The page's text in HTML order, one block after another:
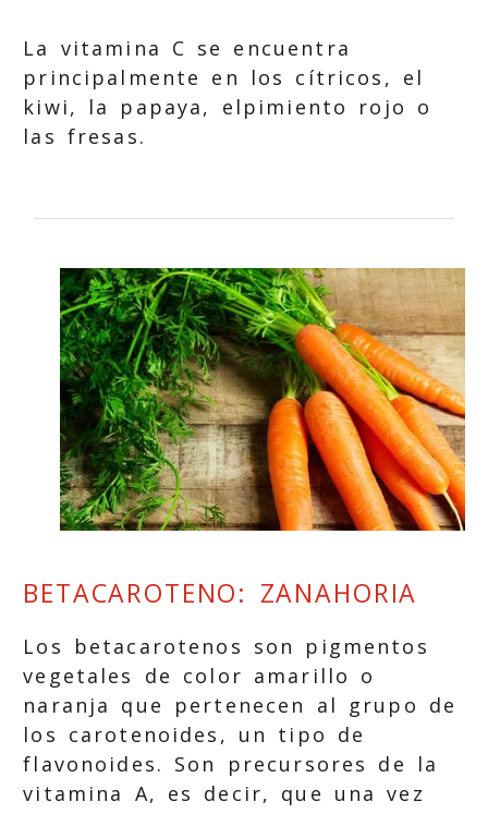
La vitamina C se encuentra
principalmente en los cítricos, el
kiwi, la papaya, elpimiento rojo o
las fresas.
BETACAROTENO: ZANAHORIA
Los betacarotenos son pigmentos
vegetales de color amarillo o
naranja que pertenecen al grupo de
los carotenoides, un tipo de
flavonoides. Son precursores de la
vitamina A, es decir, que una vez